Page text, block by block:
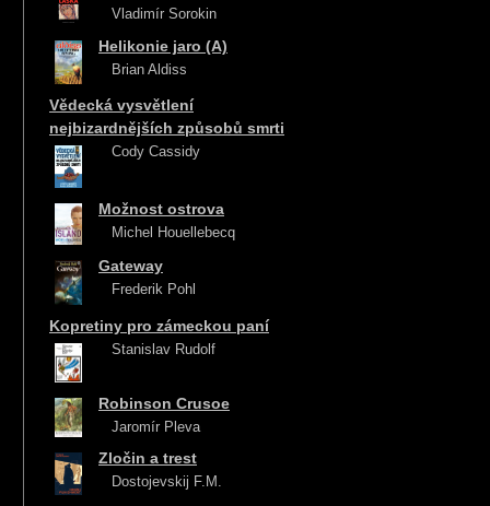
Vladimír Sorokin
Helikonie jaro (A)
Brian Aldiss
Vědecká vysvětlení
nejbizardnějších způsobů smrti
Cody Cassidy
Možnost ostrova
Michel Houellebecq
Gateway
Frederik Pohl
Kopretiny pro zámeckou paní
Stanislav Rudolf
Robinson Crusoe
Jaromír Pleva
Zločin a trest
Dostojevskij F.M.